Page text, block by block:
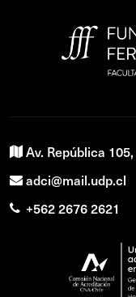
Av. República
adci@mail.udp.cl
+562 2676 2621